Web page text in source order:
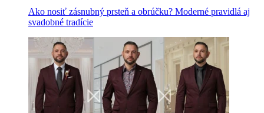
Ako nosiť zásnubný prsteň a obrúčku? Moderné pravidlá aj
svadobné tradície